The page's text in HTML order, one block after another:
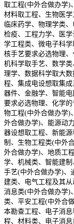
取工程(中外合做办学)
材料取工程、生物医学
临床药学、物理学类
检疫、工程力学、医
学工程类、微电子科
核手艺要求必选物理
机科学取手艺、数学
理学、数据科学取大
程、集成电设想取集
器件、金融学、智能
要求必选物理、化学
物工程(中外合做办学)
外合做办学)、能源动
器设想取工程、新能
制、生物工程类(中外
外合做办学)、地质工
学、机械类、智能建
手艺(中外合做办学)、
建类、电气工程及其
消息类(中外合做办学)
类、平安工程(中外合
本勘查工程、电子消
程、材料类、电子消